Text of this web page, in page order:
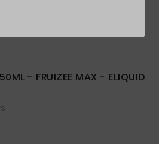
- FRUIZEE MAX - ELIQUID